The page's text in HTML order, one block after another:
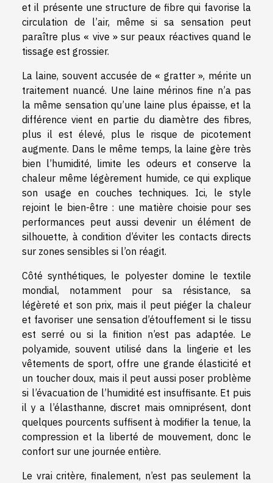
et il présente une structure de fibre qui favorise la
circulation de l’air, même si sa sensation peut
paraître plus « vive » sur peaux réactives quand le
tissage est grossier.
La laine, souvent accusée de « gratter », mérite un
traitement nuancé. Une laine mérinos fine n’a pas
la même sensation qu’une laine plus épaisse, et la
différence vient en partie du diamètre des fibres,
plus il est élevé, plus le risque de picotement
augmente. Dans le même temps, la laine gère très
bien l’humidité, limite les odeurs et conserve la
chaleur même légèrement humide, ce qui explique
son usage en couches techniques. Ici, le style
rejoint le bien-être : une matière choisie pour ses
performances peut aussi devenir un élément de
silhouette, à condition d’éviter les contacts directs
sur zones sensibles si l’on réagit.
Côté synthétiques, le polyester domine le textile
mondial, notamment pour sa résistance, sa
légèreté et son prix, mais il peut piéger la chaleur
et favoriser une sensation d’étouffement si le tissu
est serré ou si la finition n’est pas adaptée. Le
polyamide, souvent utilisé dans la lingerie et les
vêtements de sport, offre une grande élasticité et
un toucher doux, mais il peut aussi poser problème
si l’évacuation de l’humidité est insuffisante. Et puis
il y a l’élasthanne, discret mais omniprésent, dont
quelques pourcents suffisent à modifier la tenue, la
compression et la liberté de mouvement, donc le
confort sur une journée entière.
Le vrai critère, finalement, n’est pas seulement la